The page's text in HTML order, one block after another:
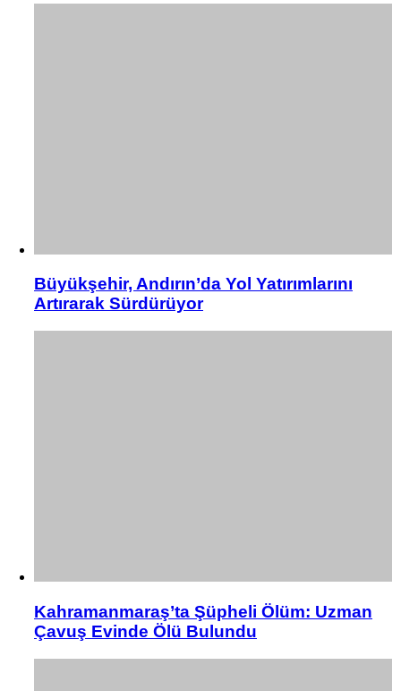
Büyükşehir, Andırın’da Yol Yatırımlarını
Artırarak Sürdürüyor
Kahramanmaraş’ta Şüpheli Ölüm: Uzman
Çavuş Evinde Ölü Bulundu